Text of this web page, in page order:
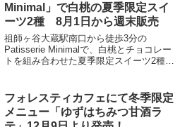
Minimal」で白桃の夏季限定スイ
ーツ2種 8月1日から週末販売
祖師ヶ谷大蔵駅南口から徒歩3分の
Patisserie Minimalで、白桃とチョコレー
トを組み合わせた夏季限定スイーツ2種
フォレスティカフェにて冬季限定
メニュー「ゆずはちみつ甘酒ラ